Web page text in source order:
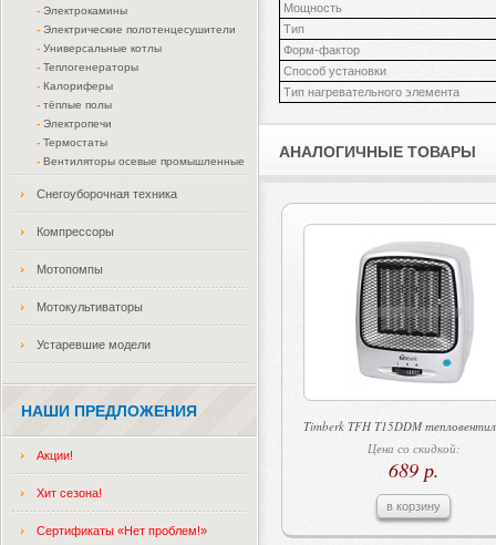
- Электрокамины
- Электрические полотенцесушители
- Универсальные котлы
- Теплогенераторы
- Калориферы
- тёплые полы
- Электропечи
- Термостаты
- Вентиляторы осевые промышленные
Снегоуборочная техника
Компрессоры
Мотопомпы
Мотокультиваторы
Устаревшие модели
НАШИ ПРЕДЛОЖЕНИЯ
Акции!
Хит сезона!
Сертификаты «Нет проблем!»
Мощность
Тип
Форм-фактор
Способ установки
Тип нагревательного элемента
АНАЛОГИЧНЫЕ ТОВАРЫ
Timberk TFH T15DDM
Цена со скидкой:
689 р.
в корзину